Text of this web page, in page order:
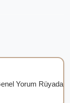
Yorum Rüyada